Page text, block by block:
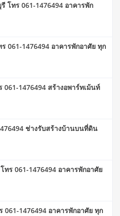
โทร 061-1476494 อาคารพัก
061-1476494 อาคารพักอาศัย ทุก
1476494 สร้างอพาร์ทเม้นท์
ช่างรับสร้างบ้านบนที่ดิน
ทร 061-1476494 อาคารพักอาศัย
061-1476494 อาคารพักอาศัย ทุก